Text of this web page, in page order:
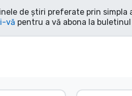
de știri preferate prin simpla
vă pentru a vă abona la